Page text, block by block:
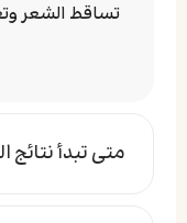
تساقط الشعر
متى تبدأ نتائج